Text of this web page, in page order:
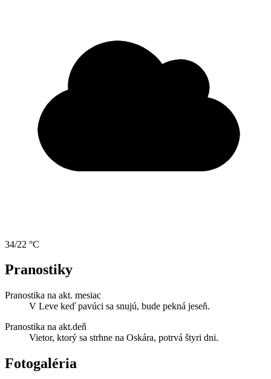
34/22 °C
Pranostiky
Pranostika na akt. mesiac
V Leve keď pavúci sa snujú, bude pekná jeseň.
Pranostika na akt.deň
Vietor, ktorý sa strhne na Oskára, potrvá štyri dni.
Fotogaléria